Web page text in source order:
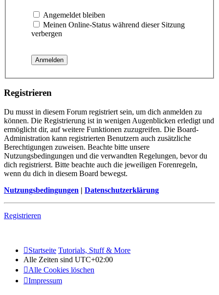
Angemeldet bleiben
Meinen Online-Status während dieser Sitzung
verbergen
Registrieren
Du musst in diesem Forum registriert sein, um dich anmelden zu
können. Die Registrierung ist in wenigen Augenblicken erledigt und
ermöglicht dir, auf weitere Funktionen zuzugreifen. Die Board-
Administration kann registrierten Benutzern auch zusätzliche
Berechtigungen zuweisen. Beachte bitte unsere
Nutzungsbedingungen und die verwandten Regelungen, bevor du
dich registrierst. Bitte beachte auch die jeweiligen Forenregeln,
wenn du dich in diesem Board bewegst.
Nutzungsbedingungen | Datenschutzerklärung
Registrieren
Startseite Tutorials, Stuff & More
Alle Zeiten sind UTC+02:00
Alle Cookies löschen
Impressum